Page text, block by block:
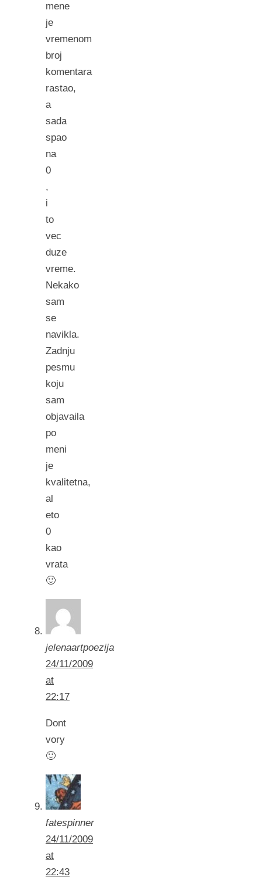
mene
je
vremenom
broj
komentara
rastao,
a
sada
spao
na
0
,
i
to
vec
duze
vreme.
Nekako
sam
se
navikla.
Zadnju
pesmu
koju
sam
objavaila
po
meni
je
kvalitetna,
al
eto
0
kao
vrata
🙂
jelenaartpoezija
24/11/2009
at
22:17
Dont
vory
🙂
fatespinner
24/11/2009
at
22:43